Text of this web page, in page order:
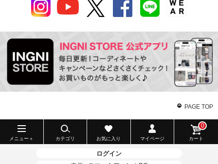
PAGE TOP
メニュー＋ カテゴリ お気に入り マイページ カート
0
ログイン